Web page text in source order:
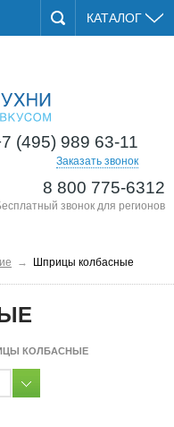
КАТАЛОГ
(495) 989 63-11
Заказать звонок
8 800 775-6312
звонок для регионов
→ Шприцы колбасные
КОЛБАСНЫЕ